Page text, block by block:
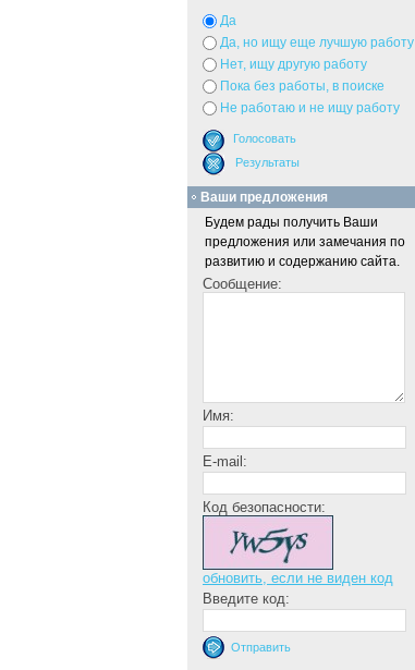
Да
Да, но ищу еще лучшую работу
Нет, ищу другую работу
Пока без работы, в поиске
Не работаю и не ищу работу
Ваши предложения
Будем рады получить Ваши
предложения или замечания по
развитию и содержанию сайта.
Сообщение:
Имя:
E-mail:
Код безопасности:
обновить, если не виден код
Введите код: